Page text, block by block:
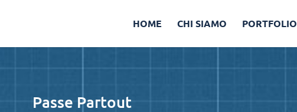
HOME CHI SIAMO PORTFOLIO
Passe Partout